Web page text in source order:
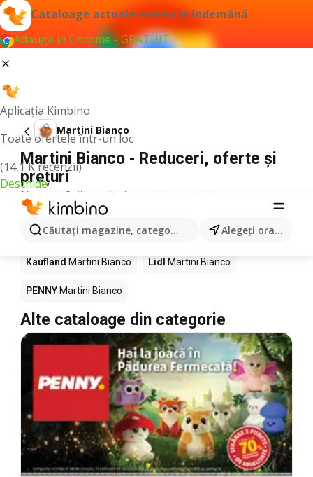
Cataloage actuale mereu la îndemână
Adaugă în Chrome - GRATUIT
Aplicația Kimbino
Toate ofertele într-un loc
(14,1 K recenzii)
Deschide
Căutaţi magazine, categorii, produse... Alegeţi oraşul
Martini Bianco
Martini Bianco - Reduceri, oferte și
prețuri
Nu am găsit rezultate pentru acest termen.
Martini Bianco în acţiune - Unde se
cumpără?
Kaufland Martini Bianco Lidl Martini Bianco
PENNY Martini Bianco
Alte cataloage din categorie